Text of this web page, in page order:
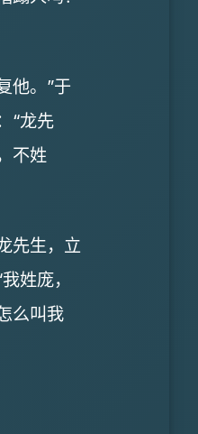
他。”于
“龙先
不姓
先生，立
姓庞，
么叫我